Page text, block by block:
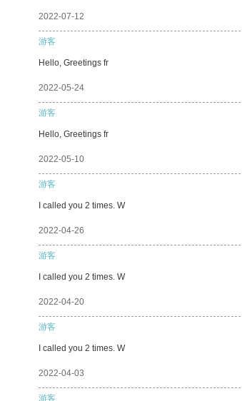
2022-07-12
游客
Hello, Greetings fr
2022-05-24
游客
Hello, Greetings fr
2022-05-10
游客
I called you 2 times. W
2022-04-26
游客
I called you 2 times. W
2022-04-20
游客
I called you 2 times. W
2022-04-03
游客